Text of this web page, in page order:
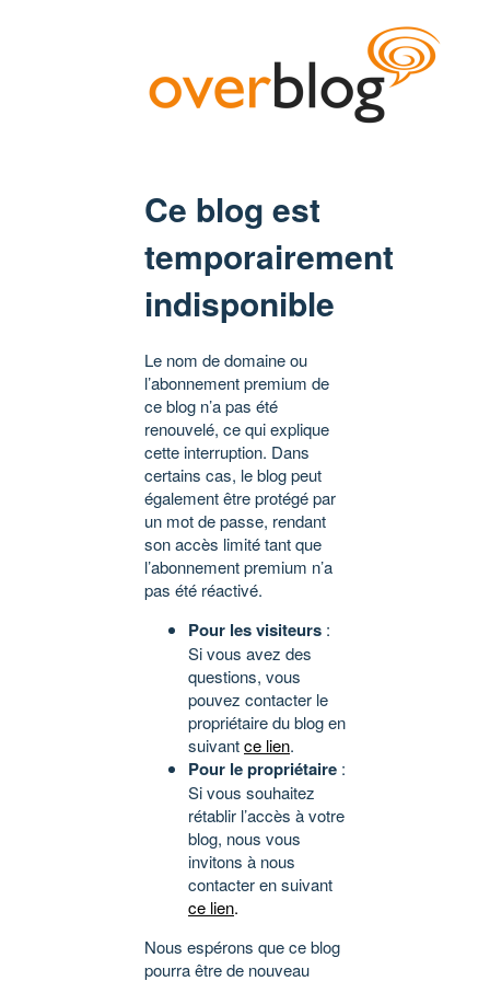
Ce blog est
temporairement
indisponible
Le nom de domaine ou
l’abonnement premium de
ce blog n’a pas été
renouvelé, ce qui explique
cette interruption. Dans
certains cas, le blog peut
également être protégé par
un mot de passe, rendant
son accès limité tant que
l’abonnement premium n’a
pas été réactivé.
Pour les visiteurs :
Si vous avez des
questions, vous
pouvez contacter le
propriétaire du blog en
suivantce lien.
Pour le propriétaire :
Si vous souhaitez
rétablir l’accès à votre
blog, nous vous
invitons à nous
contacter en suivant
ce lien.
Nous espérons que ce blog
pourra être de nouveau